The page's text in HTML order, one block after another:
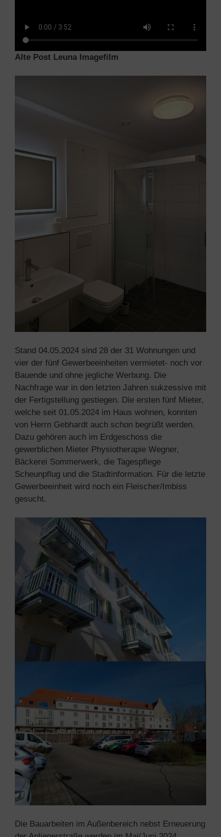
Alte Post Leuna Imagefilm
Stand 04.05.2024 sind 28 der 31 Wohnungen und
vier der fünf Gewerbeeinheiten vermietet- noch vor
Bauende und ohne jegliche Werbung. Die
Nachfrage war in den letzten Jahren sukzessive mit
der Fertigstellung gestiegen. Die ersten fünf Mieter,
welche seit 01.05.2024 im Haus wohnen, konnten
von Herrn Gebhardt auch schon begrüßt werden.
Dazu gehören auch im Erdgeschoss die
gewerblichen Mieter Physiotherapie Wegner,
Bäckerei Sommerwerk, die Tagespflege
Scheunpflug und die Stadtinformation. Für die letzte
Gewerbeeinheit wird noch ein Fleischer/Imbiss
gesucht.
Die Bauarbeiten im Außenbereich nebst Erneuerung